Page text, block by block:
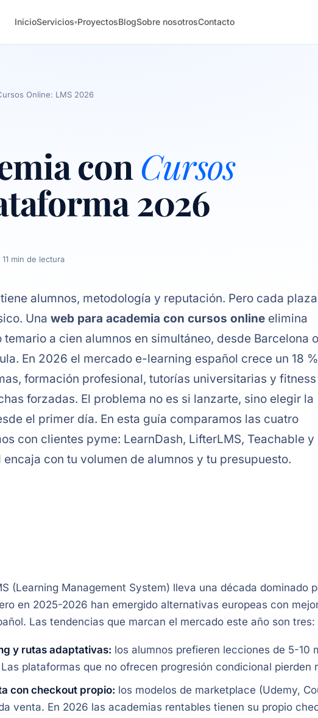
InicioServicios▾ProyectosBlogSobre nosotrosContacto
Online: LMS 2026
conCursos
2026
11 min de lectura
alumnos, metodología y reputación. Pero cada plaza
Una web para academia con cursos online elimina
a cien alumnos en simultáneo, desde Barcelona o
En 2026 el mercado e-learning español crece un 18 %
formación profesional, tutorías universitarias y fitness
forzadas. El problema no es si lanzarte, sino elegir la
el primer día. En esta guía comparamos las cuatro
con clientes pyme: LearnDash, LifterLMS, Teachable y
con tu volumen de alumnos y tu presupuesto.
(Learning Management System) lleva una década dominado
en 2025-2026 han emergido alternativas europeas con
Las tendencias que marcan el mercado este año son tres:
y rutas adaptativas: los alumnos prefieren lecciones de 5-10
plataformas que no ofrecen progresión condicional pierden
con checkout propio: los modelos de marketplace (Udemy,
venta. En 2026 las academias rentables tienen su propio